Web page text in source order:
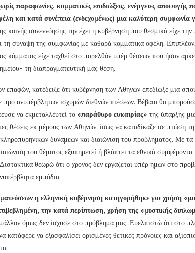
παραφωνίες, κομματικές επιδιώξεις, ενέργειες αποφυγής
και κατά συνέπεια (ενδεχομένως) μια καλύτερη συμφωνία
κοινής συνεννόησης την έχει η κυβέρνηση που θεσμικά είχε
σύναψη της συμφωνίας με καθαρά κομματικά οφέλη.
κόμματος είχε ταχθεί στο παρελθόν υπέρ θέσεων που ήσαν
τη διαπραγματευτική μας θέση.
επαφών, κατέδειξε ότι κυβέρνηση των Αθηνών επεδίωξε μια
προ ανυπέρβλητων ισχυρών διεθνών πιέσεων. Βέβαια θα
να εκμεταλλευτεί το «παράθυρο ευκαιρίας» της ύπαρξης
θέσεις εκ μέρους των Αθηνών, ίσως να καταδίκαζε σε πτώση
δυνάμεων και διαιώνιση του προβλήματος. Με
του θέματος εξυπηρετεί ή βλάπτει τα εθνικά
θεωρώ ότι ο χρόνος δεν εργάζεται υπέρ ημών στο
εμπόδια.
η ελληνική κυβέρνηση κατηγορήθηκε για χρήση
την κατά περίπτωση, χρήση της «μυστικής
όμως δεν ίσχυσε στο πρόβλημα μας. Ευελπιστώ ότι στο
να εξασφαλίσει ορισμένες θετικές πρόνοιες και